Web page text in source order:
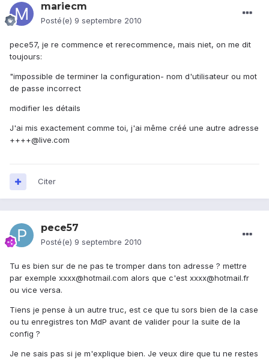
mariecm
Posté(e) 9 septembre 2010
pece57, je re commence et rerecommence, mais niet, on me dit
toujours:
"impossible de terminer la configuration- nom d'utilisateur ou mot
de passe incorrect
modifier les détails
J'ai mis exactement comme toi, j'ai même créé une autre adresse
++++@live.com
Citer
pece57
Posté(e) 9 septembre 2010
Tu es bien sur de ne pas te tromper dans ton adresse ? mettre
par exemple xxxx@hotmail.com alors que c'est xxxx@hotmail.fr
ou vice versa.
Tiens je pense à un autre truc, est ce que tu sors bien de la case
ou tu enregistres ton MdP avant de valider pour la suite de la
config ?
Je ne sais pas si je m'explique bien. Je veux dire que tu ne restes